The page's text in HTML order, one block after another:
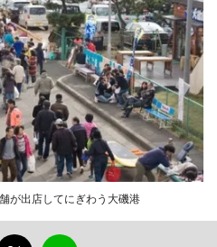
が出店してにぎわう大磯港